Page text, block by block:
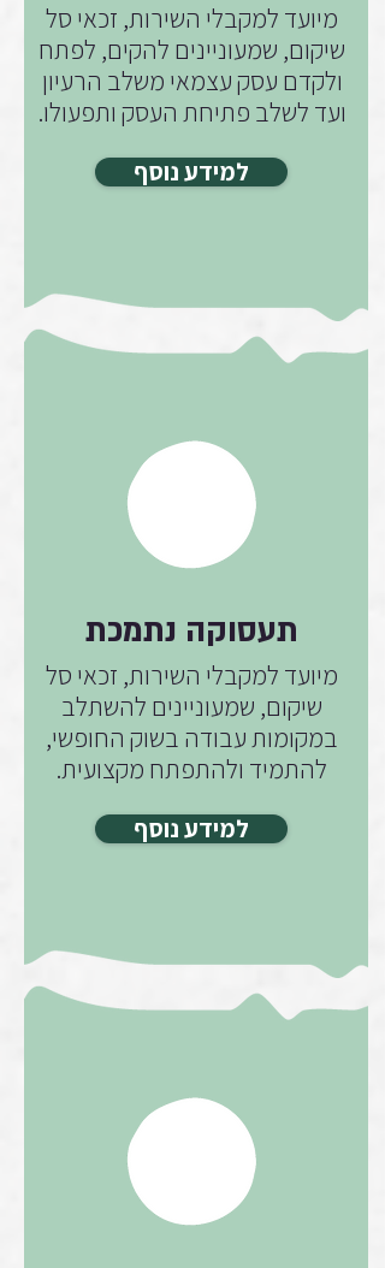
מיועד למקבלי השירות, זכאי סל
שיקום, שמעוניינים להקים, לפתח
ולקדם עסק עצמאי משלב הרעיון
ועד לשלב פתיחת העסק ותפעולו.
למידע נוסף
תעסוקה נתמכת
מיועד למקבלי השירות, זכאי סל
שיקום, שמעוניינים להשתלב
במקומות עבודה בשוק החופשי,
להתמיד ולהתפתח מקצועית.
למידע נוסף